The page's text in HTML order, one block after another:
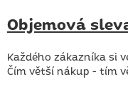
Objemová
Každého zákazníka si
Čím větší nákup - tím